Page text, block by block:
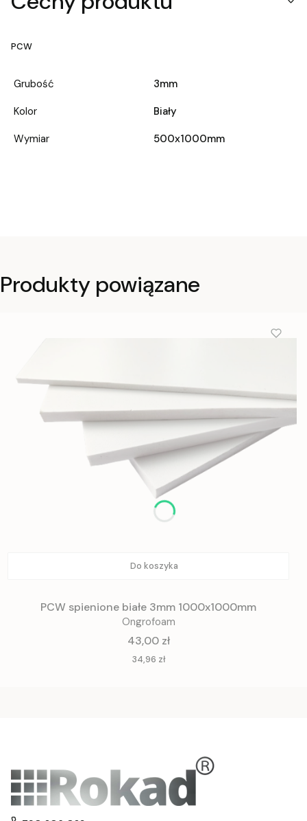
PCW
Grubość
3mm
Kolor
Biały
Wymiar
500x1000mm
Produkty powiązane
Do koszyka
PCW spienione białe 3mm 1000x1000mm
Ongrofoam
Cena
43,00 zł
Cena
34,96 zł